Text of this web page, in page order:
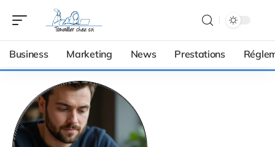
Business Marketing News Prestations